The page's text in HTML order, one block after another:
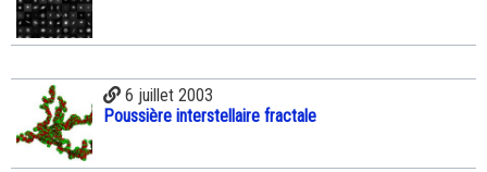
6 juillet 2003
Poussière interstellaire fractale